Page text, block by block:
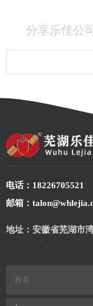
分享乐佳公
电话：18226705521
邮箱：
地址：安徽省芜湖市